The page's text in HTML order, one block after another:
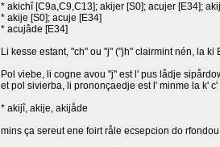
* akichî [C9a,C9,C13]; akijer [S0]; acujer [E34];
* akije [S0]; acuje [E34]
* acujâde [E34]
Li kesse estant, "ch" ou "j" ("jh" clairmint nén, la ki
Pol viebe, li cogne avou "j" est l' pus lådje
et pol sivierba, li prononçaedje est l' minme la k' c'
* akijî, akije, akijåde
mins ça sereut ene foirt råle ecsepcion do